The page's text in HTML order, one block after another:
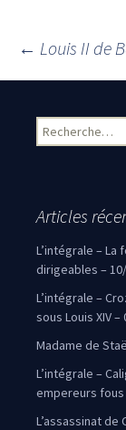
← Louis II de
Rechercher :
Articles
L’intégrale – La
dirigeables –
L’intégrale –
sous Louis XIV
Madame de
L’intégrale –
empereurs fous
L’assassinat de